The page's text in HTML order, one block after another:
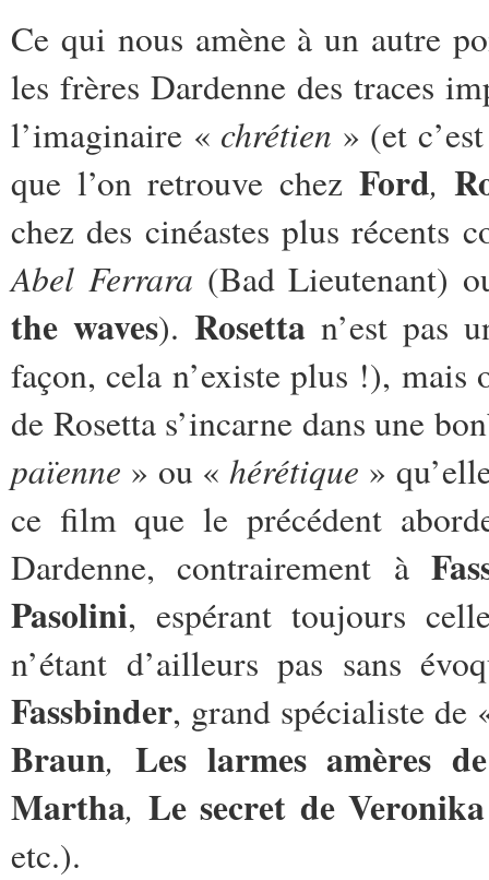
Ce qui nous amène à un autre
les frères Dardenne des traces
l’imaginaire « chrétien » (et
que l’on retrouve chez Ford,
chez des cinéastes plus récents
Abel Ferrara (Bad Lieutenant)
the waves). Rosettan’est pas
façon, cela n’existe plus !),
de Rosetta s’incarne dans une
païenne » ou «hérétique »
ce film que le précédent
Dardenne, contrairement à
Pasolini, espérant toujours
n’étant d’ailleurs pas sans
Fassbinder, grand spécialiste
Braun, Les larmes amères
Martha, Le secret de
etc.).